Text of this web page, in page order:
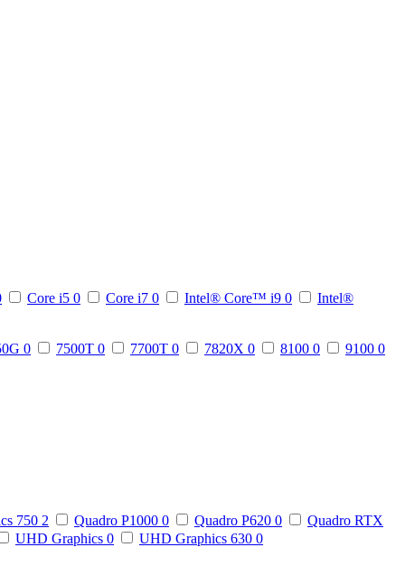
Core i5 0 Core i7 0 Intel® Core™ i9 0 Intel®
0 7500T 0 7700T 0 7820X 0 8100 0 9100 0
750 2 Quadro P1000 0 Quadro P620 0
Quadro RTX
UHD Graphics 0 UHD Graphics 630 0